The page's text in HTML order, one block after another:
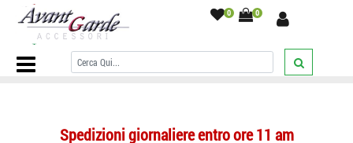
0 0
Home Page/COMPLETI ABBINATI/Cravatta e pochette/
Completo
cravatta skinny tie 4 gialla punta tagliata e yellow pochette m italy
Spedizioni giornaliere entro ore 11 am